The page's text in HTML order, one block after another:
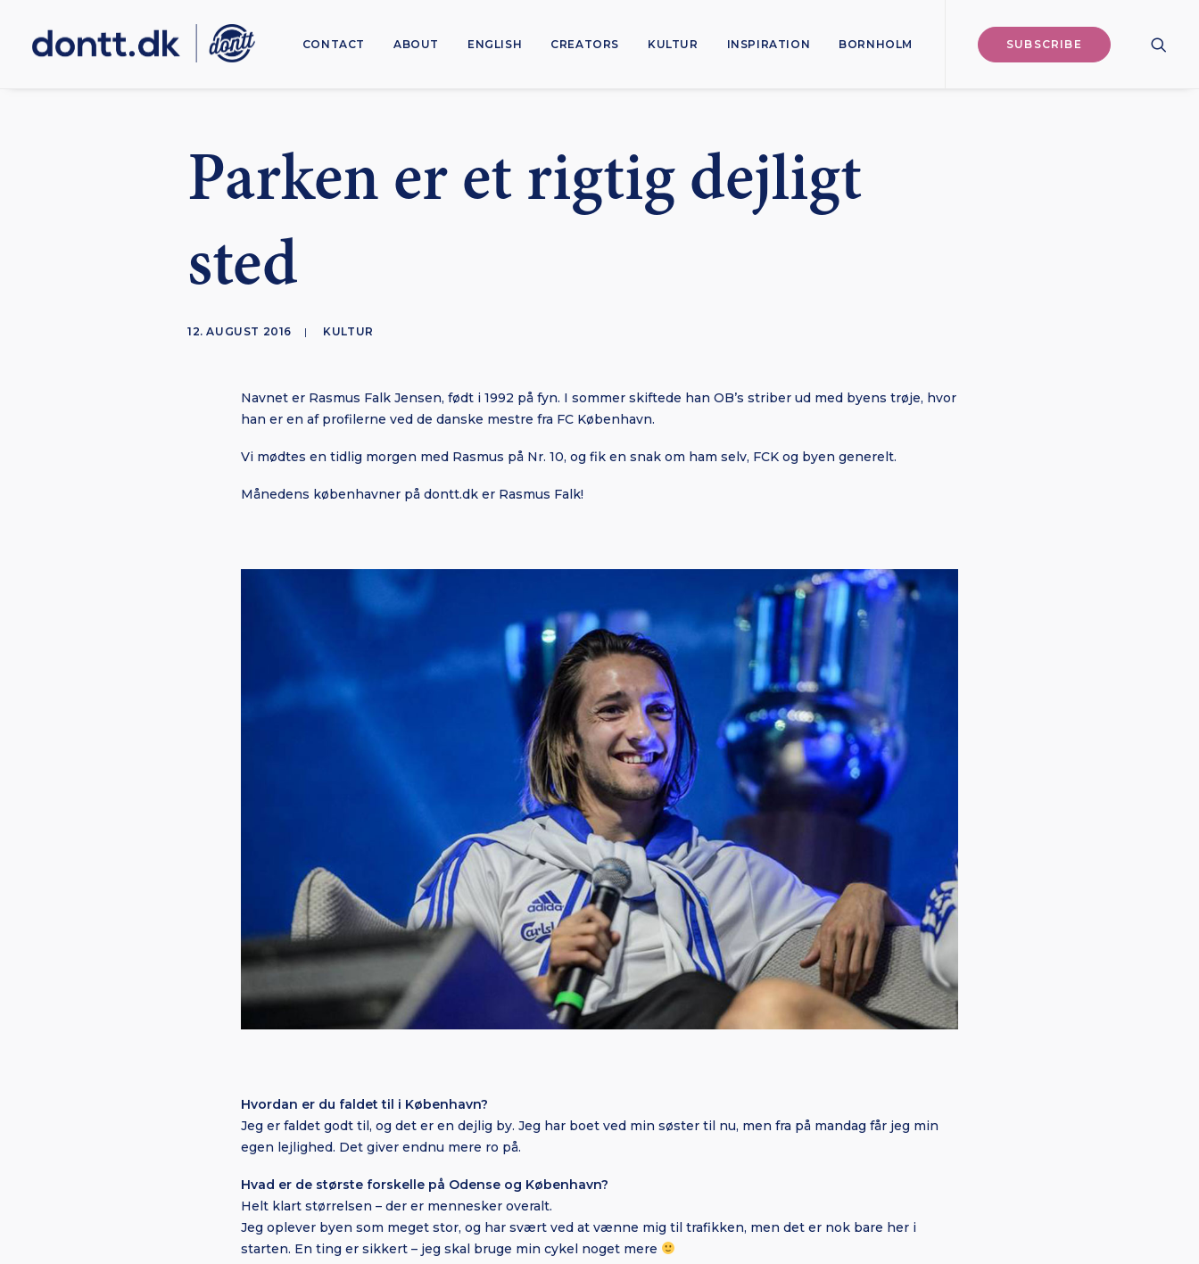
CONTACT ABOUT ENGLISH CREATORS KULTUR INSPIRATION BORNHOLM SUBSCRIBE
Parken er et rigtig dejligt
sted
12. AUGUST 2016 | KULTUR
Navnet er Rasmus Falk Jensen, født i 1992 på fyn. I sommer skiftede han OB’s striber ud med byens trøje, hvor
han er en af profilerne ved de danske mestre fra FC København.
Vi mødtes en tidlig morgen med Rasmus på Nr. 10, og fik en snak om ham selv, FCK og byen generelt.
Månedens københavner på dontt.dk er Rasmus Falk!
Hvordan er du faldet til i København?
Jeg er faldet godt til, og det er en dejlig by. Jeg har boet ved min søster til nu, men fra på mandag får jeg min
egen lejlighed. Det giver endnu mere ro på.
Hvad er de største forskelle på Odense og København?
Helt klart størrelsen – der er mennesker overalt.
Jeg oplever byen som meget stor, og har svært ved at vænne mig til trafikken, men det er nok bare her i
starten. En ting er sikkert – jeg skal bruge min cykel noget mere